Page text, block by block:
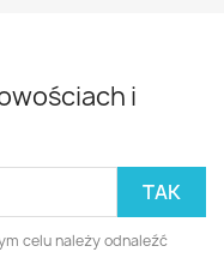
i
celu należy odnaleźć